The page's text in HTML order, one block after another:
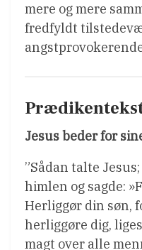
mere og mere
fredfyldt
Jesus beder for
”Sådan talte
himlen og sagde:
Herliggør din søn,
herliggøre dig,
magt over alle